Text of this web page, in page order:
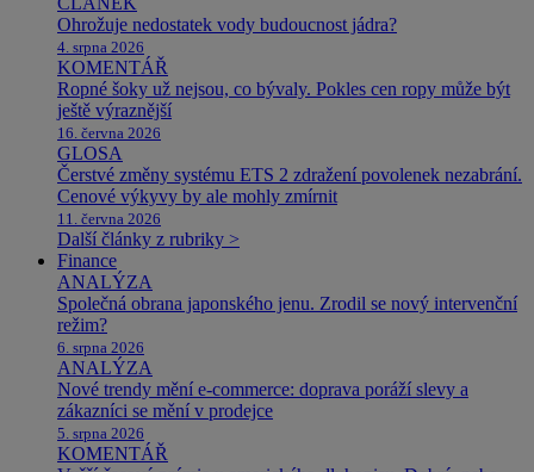
Ohrožuje nedostatek vody budoucnost jádra?
4. srpna 2026
KOMENTÁŘ
Ropné šoky už nejsou, co bývaly. Pokles cen ropy může být
ještě výraznější
16. června 2026
GLOSA
Čerstvé změny systému ETS 2 zdražení povolenek nezabrání.
Cenové výkyvy by ale mohly zmírnit
11. června 2026
Další články z rubriky >
Finance
ANALÝZA
Společná obrana japonského jenu. Zrodil se nový intervenční
režim?
6. srpna 2026
ANALÝZA
Nové trendy mění e-commerce: doprava poráží slevy a
zákazníci se mění v prodejce
5. srpna 2026
KOMENTÁŘ